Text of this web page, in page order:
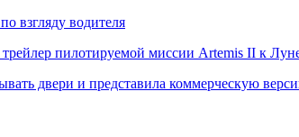
взгляду водителя
пилотируемой миссии Artemis II к
двери и представила коммерческую